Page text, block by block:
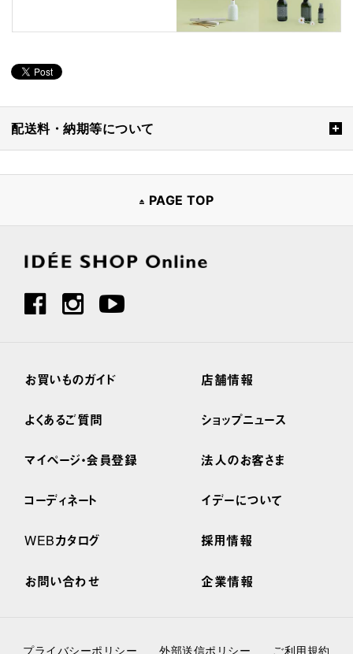
配送料・納期等について
PAGE TOP
お買いものガイド
よくあるご質問
マイページ・会員登録
コーディネート
WEBカタログ
お問い合わせ
店舗情報
ショップニュース
法人のお客さま
イデーについて
採用情報
企業情報
プライバシーポリシー 外部送信ポリシー ご利用規約